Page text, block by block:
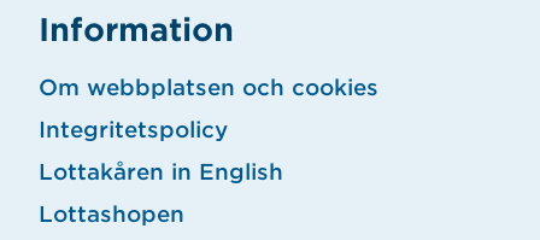
Information
Om webbplatsen och cookies
Integritetspolicy
Lottakåren in English
Lottashopen